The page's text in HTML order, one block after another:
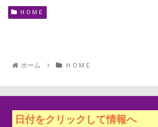
ＨＯＭＥ
ホーム ＨＯＭＥ
日付をクリックして情報へ